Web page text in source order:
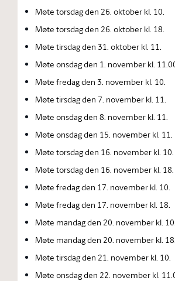
Møte torsdag den 26. oktober kl. 10.
Møte torsdag den 26. oktober kl. 18.
Møte tirsdag den 31. oktober kl. 11.
Møte onsdag den 1. november kl.
Møte fredag den 3. november kl. 10.
Møte tirsdag den 7. november kl. 11.
Møte onsdag den 8. november kl. 11.
Møte onsdag den 15. november kl. 11.
Møte torsdag den 16. november kl. 10.
Møte torsdag den 16. november kl. 18.
Møte fredag den 17. november kl. 10.
Møte fredag den 17. november kl. 18.
Møte mandag den 20. november kl. 10.
Møte mandag den 20. november kl. 18.
Møte tirsdag den 21. november kl. 10.
Møte onsdag den 22. november kl.